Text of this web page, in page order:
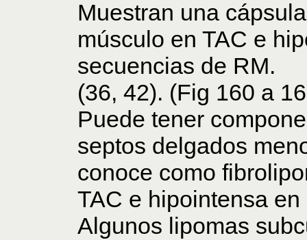
Muestran una
músculo en TAC e
secuencias de RM.
(36, 42). (Fig 160 a
Puede tener
septos delgados
conoce como
TAC e hipointensa
Algunos lipomas